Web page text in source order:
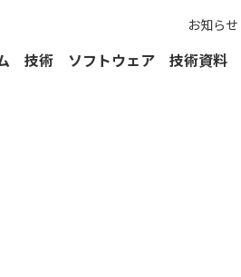
お知らせ
技術 ソフトウェア 技術資料